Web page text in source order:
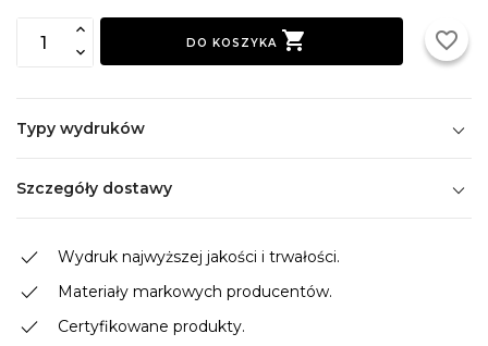
DO KOSZYKA  favorite_border
Typy wydruków
Szczegóły dostawy
done Wydruk najwyższej jakości i trwałości.
done Materiały markowych producentów.
done Certyfikowane produkty.